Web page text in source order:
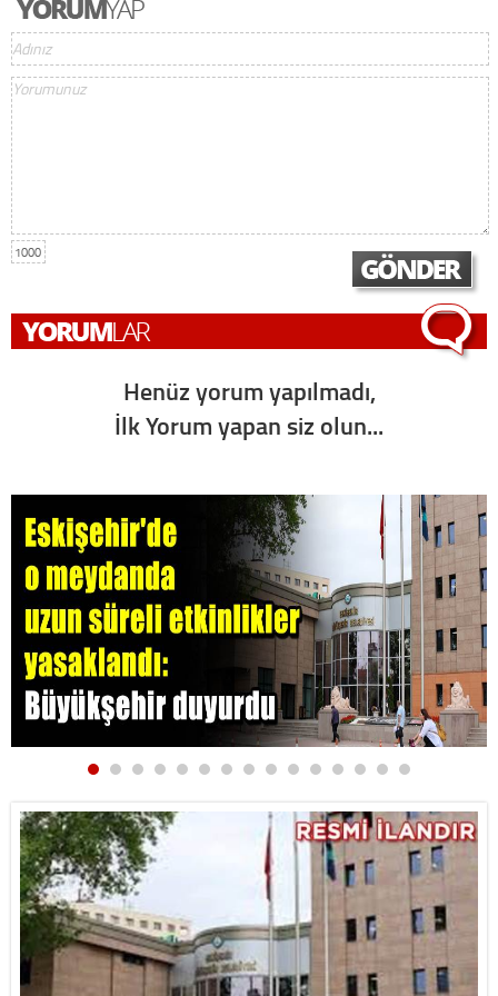
1000
Henüz yorum yapılmadı,
İlk Yorum yapan siz olun...